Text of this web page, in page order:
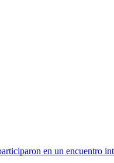
en un encuentro